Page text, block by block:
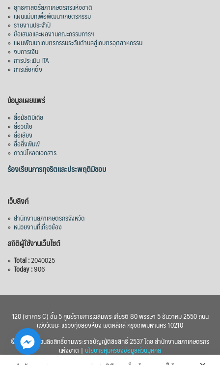
» ยุทธศาสตร์สภาเกษตรกรแห่งชาติ
» แผนแม่บทเพื่อพัฒนาเกษตรกรรม
» รายงานประจำปี
» ข้อเสนอและผลงานคณะกรรมการฯ
» แผนพัฒนาเกษตรกรรมระดับตำบลสู่เกษตรอุตสาหกรรม
» งบการเงิน
» การประเมิน ITA
» การเลือกตั้ง
ข้อมูลเผยแพร่
» สื่อมัลติมีเดีย
» สื่อวิดีโอ
» สื่อเสียง
» สื่อสิ่งพิมพ์
» ดาวน์โหลดเอกสาร
ร้องเรียนการทุจริตและประพฤติมิชอบ
เว็บลิงก์
» สำนักงานสภาเกษตรกรจังหวัด
» หน่วยงานที่เกี่ยวข้อง
สถิติผู้ใช้งานเว็บไซต์
» Total :2040025
» Today :906
120 (อาคาร C) ชั้น 5 ศูนย์ราชการเฉลิมพระเกียรติ 80 พรรษา 5 ธันวาคม 2550 ถนน
แจ้งวัฒนะ แขวงทุ่งสองห้อง เขตหลักสี่ กรุงเทพมหานคร 10210
© 2560 สงวนลิขสิทธิ์ตามพระราชบัญญัติลิขสิทธิ์ 2537 โดย สำนักงานสภาเกษตรกร
แห่งชาติ | นโยบายคุ้มครองข้อมูลส่วนบุคคล